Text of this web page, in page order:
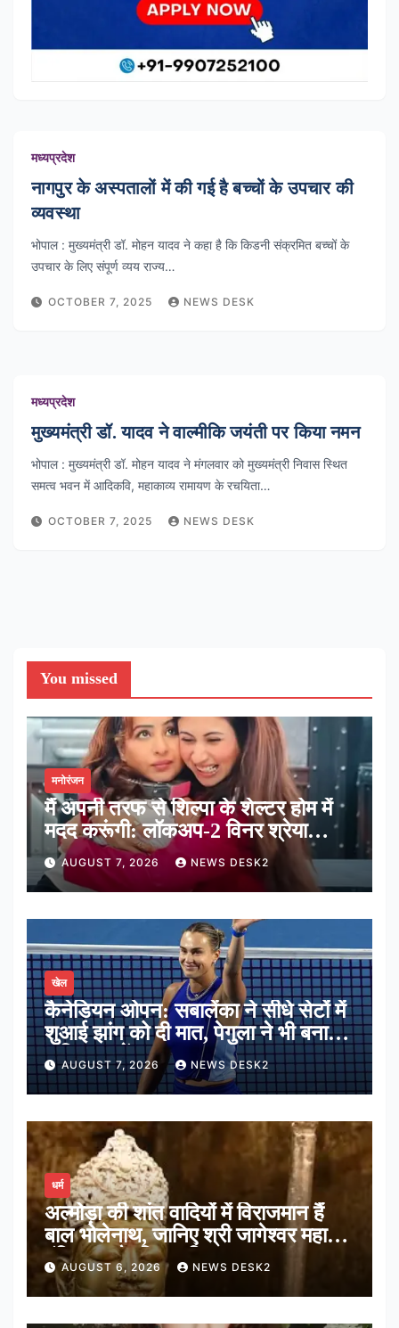
मध्यप्रदेश
नागपुर के अस्पतालों में की गई है बच्चों के उपचार की
व्यवस्था
भोपाल : मुख्यमंत्री डॉ. मोहन यादव ने कहा है कि किडनी संक्रमित बच्चों के
उपचार के लिए संपूर्ण व्यय राज्य…
OCTOBER 7, 2025 NEWS DESK
मध्यप्रदेश
मुख्यमंत्री डॉ. यादव ने वाल्मीकि जयंती पर किया नमन
भोपाल : मुख्यमंत्री डॉ. मोहन यादव ने मंगलवार को मुख्यमंत्री निवास स्थित
समत्व भवन में आदिकवि, महाकाव्य रामायण के रचयिता…
OCTOBER 7, 2025 NEWS DESK
You missed
मनोरंजन
मैं अपनी तरफ से शिल्पा के शेल्टर होम में
मदद करूंगी: लॉकअप-2 विनर श्रेया
कालरा
AUGUST 7, 2026 NEWS DESK2
खेल
कैनेडियन ओपन: सबालेंका ने सीधे सेटों में
शुआई झांग को दी मात, पेगुला ने भी बनाई
अंतिम 16 में जगह
AUGUST 7, 2026 NEWS DESK2
धर्म
अल्मोड़ा की शांत वादियों में विराजमान हैं
बाल भोलेनाथ, जानिए श्री जागेश्वर महादेव
मंदिर का पौराणिक इतिहास
AUGUST 6, 2026 NEWS DESK2